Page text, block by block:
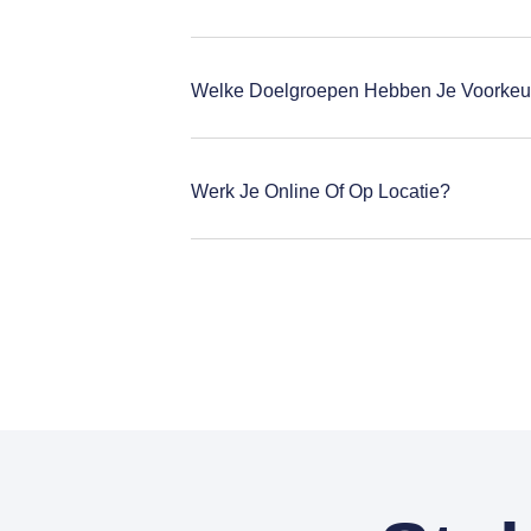
Welke Doelgroepen Hebben Je
Werk Je Online Of Op Locatie?